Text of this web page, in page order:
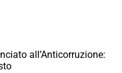
all’Anticorruzione: